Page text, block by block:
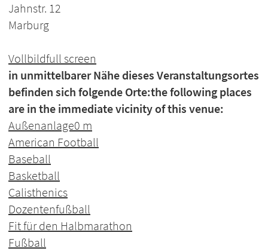
Jahnstr. 12
Marburg
Vollbildfull screen
in unmittelbarer Nähe dieses Veranstaltungsortes
befinden sich folgende Orte:the following places
are in the immediate vicinity of this venue:
Außenanlage0 m
American Football
Baseball
Basketball
Calisthenics
Dozentenfußball
Fit für den Halbmarathon
Fußball